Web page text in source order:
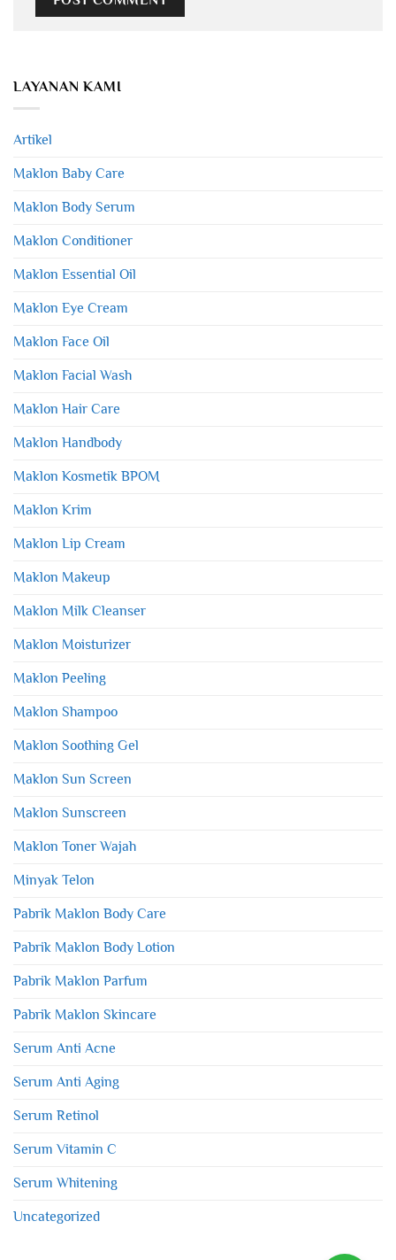
LAYANAN KAMI
Artikel
Maklon Baby Care
Maklon Body Serum
Maklon Conditioner
Maklon Essential Oil
Maklon Eye Cream
Maklon Face Oil
Maklon Facial Wash
Maklon Hair Care
Maklon Handbody
Maklon Kosmetik BPOM
Maklon Krim
Maklon Lip Cream
Maklon Makeup
Maklon Milk Cleanser
Maklon Moisturizer
Maklon Peeling
Maklon Shampoo
Maklon Soothing Gel
Maklon Sun Screen
Maklon Sunscreen
Maklon Toner Wajah
Minyak Telon
Pabrik Maklon Body Care
Pabrik Maklon Body Lotion
Pabrik Maklon Parfum
Pabrik Maklon Skincare
Serum Anti Acne
Serum Anti Aging
Serum Retinol
Serum Vitamin C
Serum Whitening
Uncategorized